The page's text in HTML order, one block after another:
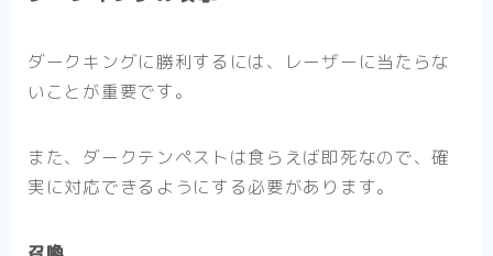
ダークキングに勝利するには、レーザーに当たらな
いことが重要です。
また、ダークテンペストは食らえば即死なので、確
実に対応できるようにする必要があります。